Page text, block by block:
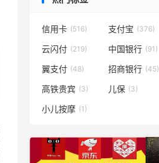
信用卡 (516) 支付宝 (376)
云闪付 (219) 中国银行 (91)
翼支付 (48) 招商银行 (45)
高铁贵宾 (3) 儿保 (3)
小儿按摩 (1)